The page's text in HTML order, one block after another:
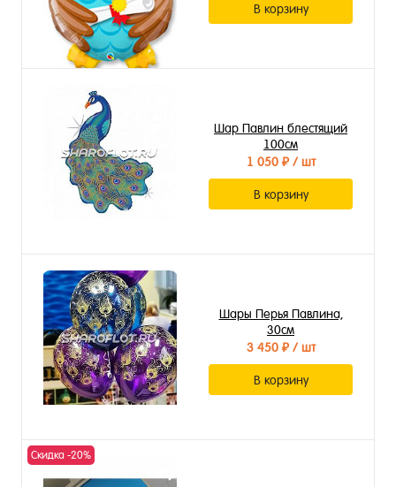
В корзину
Шар Павлин блестящий
100см
1 050 ₽/ шт
В корзину
Шары Перья Павлина,
30см
3 450 ₽/ шт
В корзину
Скидка -20%